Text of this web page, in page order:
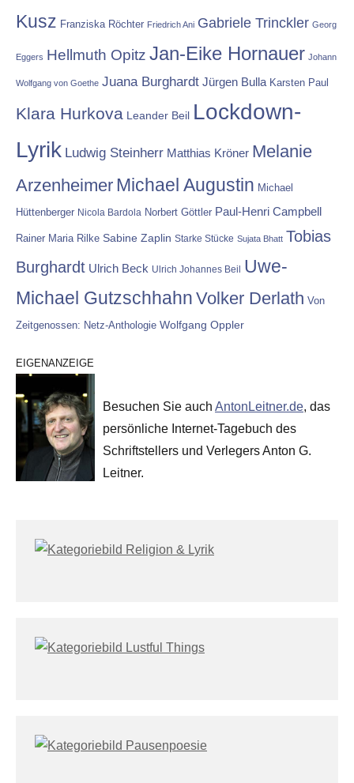
Kusz Franziska Röchter Friedrich Ani Gabriele Trinckler Georg
Eggers Hellmuth Opitz Jan-Eike Hornauer Johann
Wolfgang von Goethe Juana Burghardt Jürgen Bulla Karsten Paul
Klara Hurkova Leander Beil Lockdown-
Lyrik Ludwig Steinherr Matthias Kröner Melanie
Arzenheimer Michael Augustin Michael
Hüttenberger Nicola Bardola Norbert Göttler Paul-Henri Campbell
Rainer Maria Rilke Sabine Zaplin Starke Stücke Sujata Bhatt Tobias
Burghardt Ulrich Beck Ulrich Johannes Beil Uwe-
Michael Gutzschhahn Volker Derlath Von
Zeitgenossen: Netz-Anthologie Wolfgang Oppler
EIGENANZEIGE
Besuchen Sie auch AntonLeitner.de, das
persönliche Internet-Tagebuch des
Schriftstellers und Verlegers Anton G.
Leitner.